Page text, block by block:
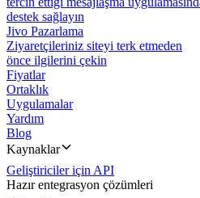
destek sağlayın
Jivo Pazarlama
Ziyaretçileriniz siteyi terk etmeden
önce ilgilerini çekin
Fiyatlar
Ortaklık
Uygulamalar
Yardım
Blog
Kaynaklar
Geliştiriciler için API
Hazır entegrasyon çözümleri